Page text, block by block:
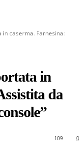
in caserma. Farnesina:
in
da
0
109